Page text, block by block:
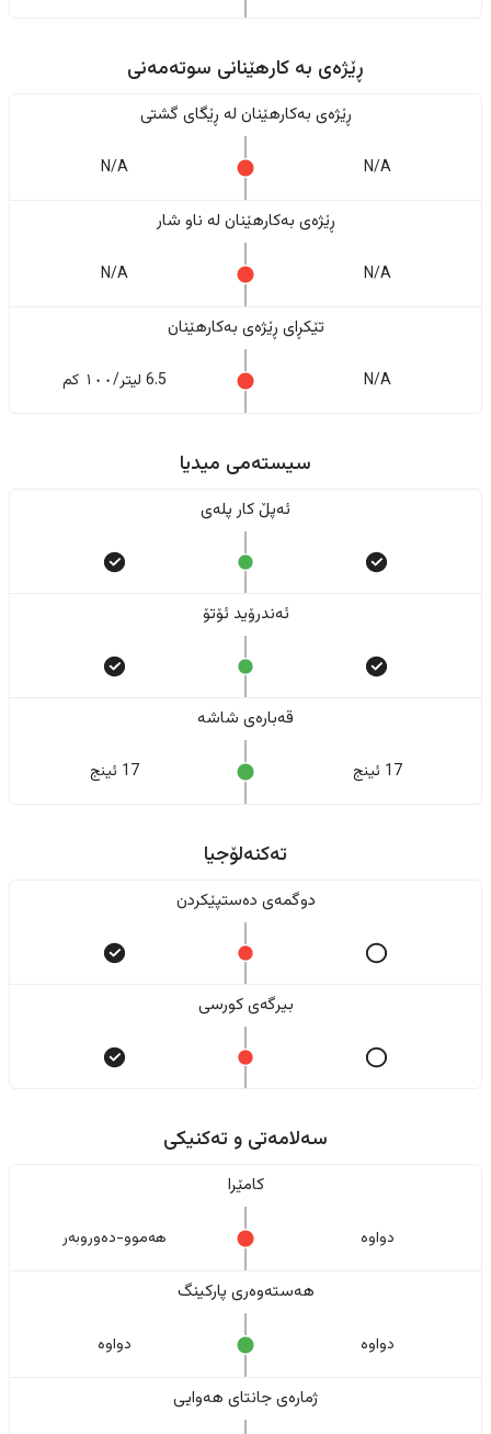
ڕێژەى به کارهێنانی سوتەمەنی
ڕێژەى بەکارهێنان له ڕێگای گشتی
N/A
N/A
ڕێژەى بەکارهێنان له ناو شار
N/A
N/A
تێکڕای ڕێژەى بەکارهێنان
N/A 6.5 لیتر/١٠٠ کم
سیستەمی میدیا
ئەپڵ کار پلەی
ئەندرۆید ئۆتۆ
قەبارەی شاشە
17 ئینج 17 ئینج
تەکنەلۆجیا
دوگمەی دەستپێکردن
بیرگەی کورسی
سەلامەتی و تەکنیکی
کامێرا
دواوە هەموو-دەوروبەر
هەستەوەری پارکینگ
دواوە دواوە
ژمارەی جانتای هەوایی